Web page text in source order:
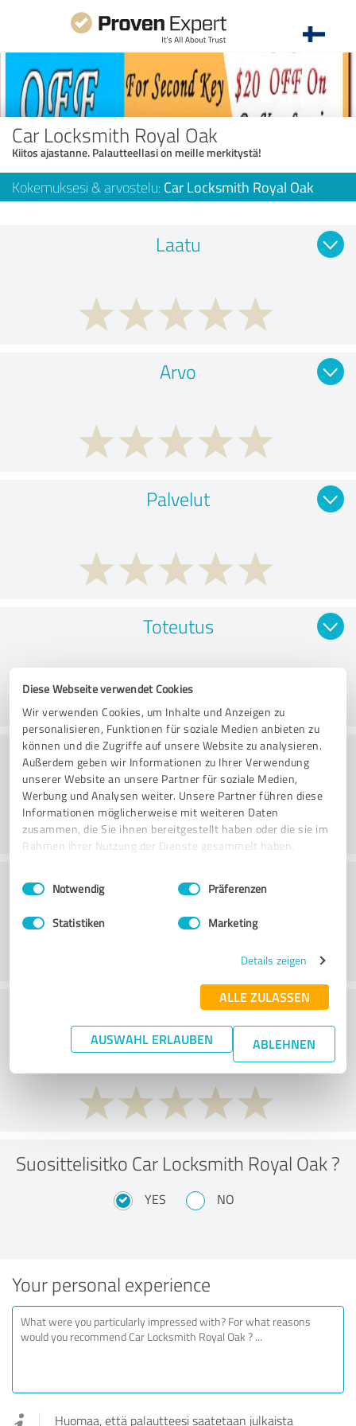
Diese Webseite verwendet Cookies
Wir verwenden Cookies, um Inhalte und Anzeigen zu
personalisieren, Funktionen für soziale Medien anbieten zu
können und die Zugriffe auf unsere Website zu analysieren.
Außerdem geben wir Informationen zu Ihrer Verwendung
unserer Website an unsere Partner für soziale Medien,
Werbung und Analysen weiter. Unsere Partner führen diese
Informationen möglicherweise mit weiteren Daten
zusammen, die Sie ihnen bereitgestellt haben oder die sie im
Rahmen Ihrer Nutzung der Dienste gesammelt haben.
Impressum Datenschutzbestimmungen
Einwilligungsauswahl
Notwendig Präferenzen
Statistiken Marketing
Details zeigen
ALLE ZULASSEN
AUSWAHL ERLAUBEN ABLEHNEN
Car Locksmith Royal Oak
Kiitos ajastanne. Palautteellasi on meille merkitystä!
Kokemuksesi & arvostelu: Car Locksmith Royal Oak
Laatu
Arvo
Palvelut
Toteutus
Konsultointi
Asiakaspalvelu
What do you think of the price to
performance ratio?
Suosittelisitko Car Locksmith Royal Oak ?
YES NO
Your personal experience
Huomaa, että palautteesi saatetaan julkaista